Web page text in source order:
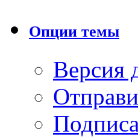
Опции темы
Версия